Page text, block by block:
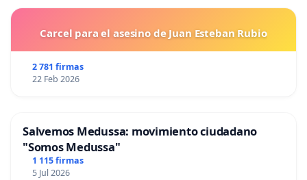
Carcel para el asesino de Juan Esteban Rubio
2 781 firmas
22 Feb 2026
Salvemos Medussa: movimiento ciudadano
"Somos Medussa"
1 115 firmas
5 Jul 2026